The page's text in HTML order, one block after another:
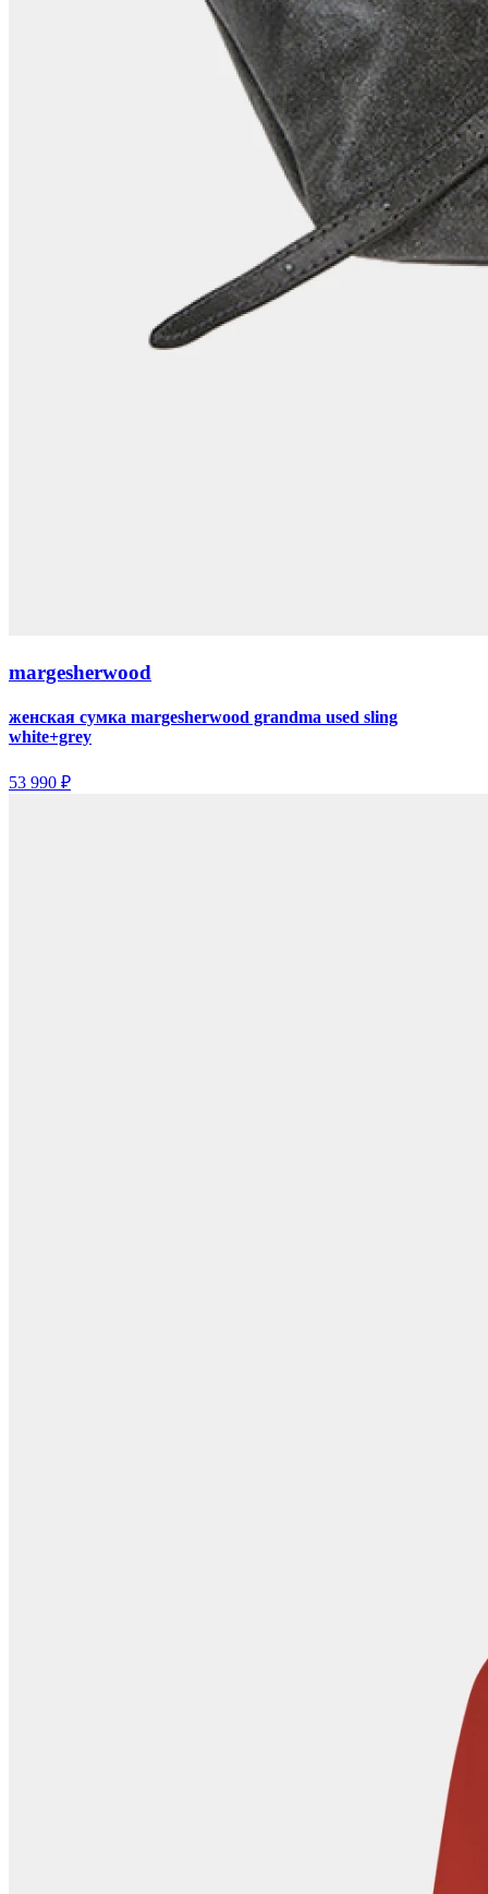
margesherwood
женская сумка margesherwood grandma used sling
white+grey
53 990 ₽